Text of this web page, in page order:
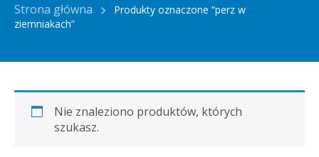
Strona główna
Produkty oznaczone “perz w
ziemniakach”
Nie znaleziono produktów, których
szukasz.